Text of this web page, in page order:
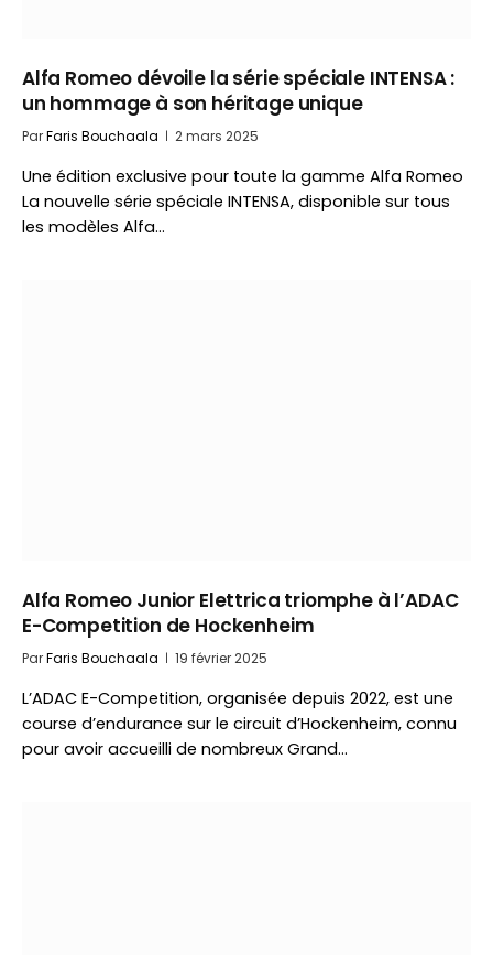
Alfa Romeo dévoile la série spéciale INTENSA :
un hommage à son héritage unique
ParFaris Bouchaala 2 mars 2025
Une édition exclusive pour toute la gamme Alfa Romeo
La nouvelle série spéciale INTENSA, disponible sur tous
les modèles Alfa…
Alfa Romeo Junior Elettrica triomphe à l’ADAC
E-Competition de Hockenheim
ParFaris Bouchaala 19 février 2025
L’ADAC E-Competition, organisée depuis 2022, est une
course d’endurance sur le circuit d’Hockenheim, connu
pour avoir accueilli de nombreux Grand…